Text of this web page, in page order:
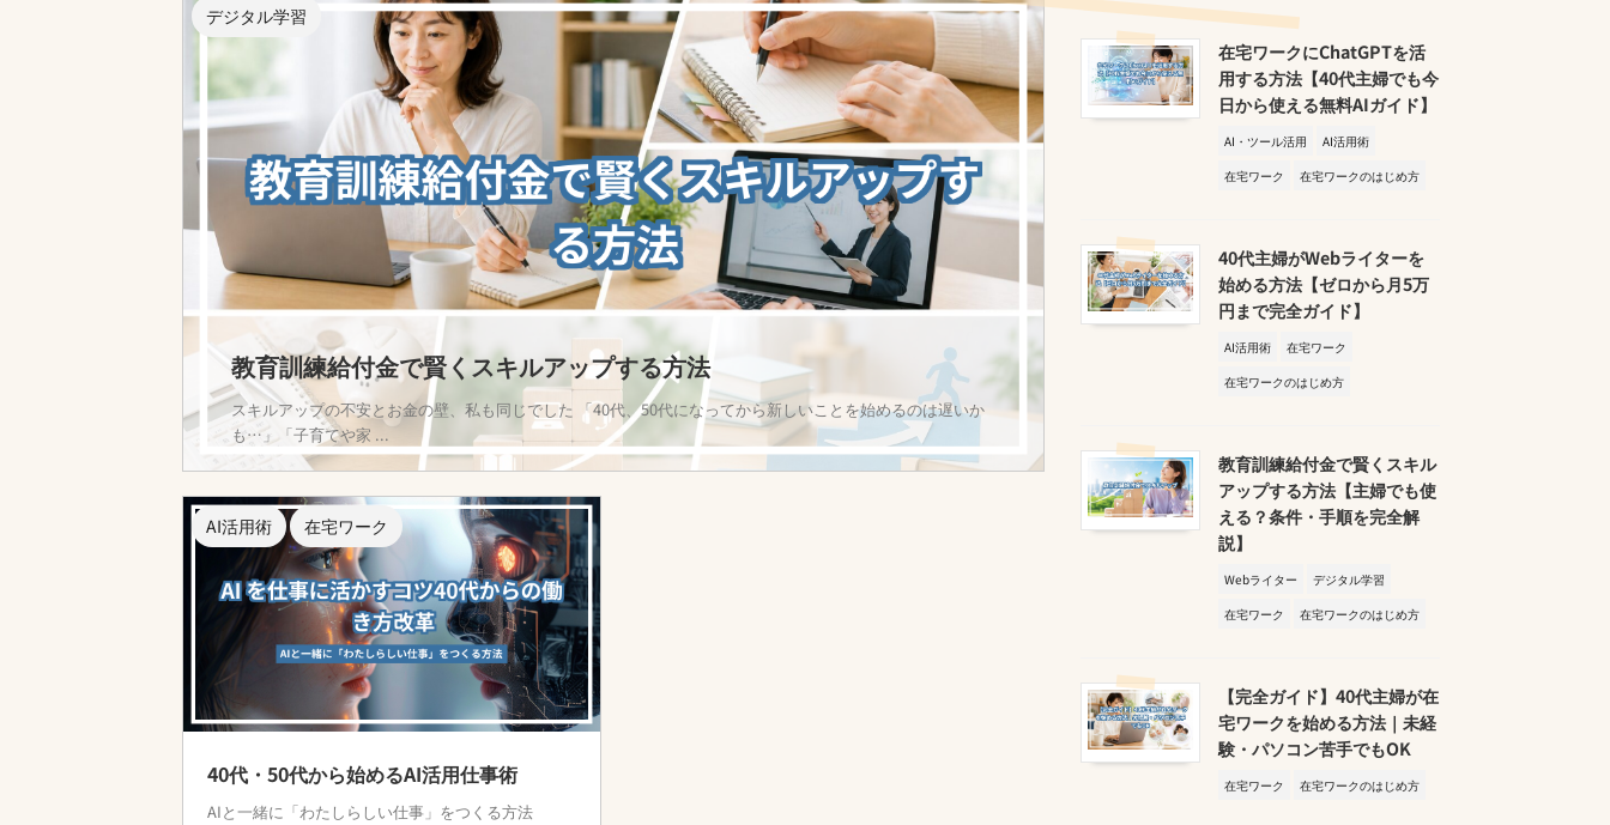
デジタル学習
教育訓練給付金で賢くスキルアップする方法
スキルアップの不安とお金の壁、私も同じでした 「40代、50代になってから新しいことを始めるのは遅いか
も…」「子育てや家 ...
AI活用術 在宅ワーク
40代・50代から始めるAI活用仕事術
AIと一緒に「わたしらしい仕事」をつくる方法
在宅ワークにChatGPTを活
用する方法【40代主婦でも今
日から使える無料AIガイド】
AI・ツール活用
AI活用術
在宅ワーク
在宅ワークのはじめ方
40代主婦がWebライターを
始める方法【ゼロから月5万
円まで完全ガイド】
AI活用術
在宅ワーク
在宅ワークのはじめ方
教育訓練給付金で賢くスキル
アップする方法【主婦でも使
える？条件・手順を完全解
説】
Webライター
デジタル学習
在宅ワーク
在宅ワークのはじめ方
【完全ガイド】40代主婦が在
宅ワークを始める方法｜未経
験・パソコン苦手でもOK
在宅ワーク 在宅ワークのはじめ方